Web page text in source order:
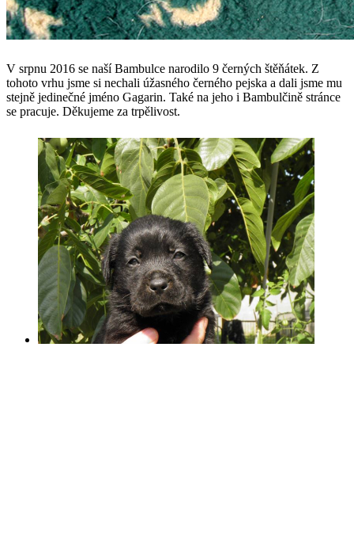
V srpnu 2016 se naší Bambulce narodilo 9 černých štěňátek. Z
tohoto vrhu jsme si nechali úžasného černého pejska a dali jsme mu
stejně jedinečné jméno Gagarin. Také na jeho i Bambulčině stránce
se pracuje. Děkujeme za trpělivost.